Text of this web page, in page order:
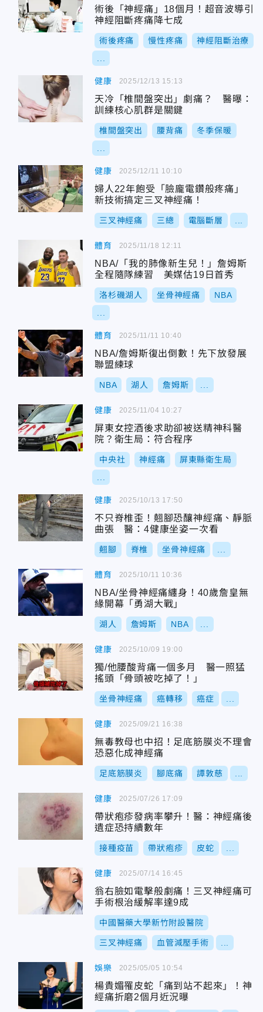
術後「神經痛」18個月！超音波導引
神經阻斷疼痛降七成
術後疼痛 慢性疼痛 神經阻斷治療
健康
天冷「椎間盤突出」劇痛？ 醫曝：
訓練核心肌群是關鍵
椎間盤突出 腰背痛 冬季保暖
2025/12/13 15:13
健康
婦人22年飽受「臉龐電鑽般疼痛」
新技術搞定三叉神經痛！
三叉神經痛 三總 電腦斷層
2025/12/11 10:10
體育
NBA/「我的肺像新生兒！」詹姆斯
全程隨隊練習 美媒估19日首秀
洛杉磯湖人 坐骨神經痛 NBA
2025/11/18 12:11
體育
NBA/詹姆斯復出倒數！先下放發展
聯盟練球
NBA 湖人 詹姆斯
2025/11/11 10:40
健康
屏東女控酒後求助卻被送精神科醫
院？衛生局：符合程序
中央社 神經痛 屏東縣衛生局
2025/11/04 10:27
健康
不只脊椎歪！翹腳恐釀神經痛、靜脈
曲張 醫：4健康坐姿一次看
翹腳 脊椎 坐骨神經痛
2025/10/13 17:50
體育
NBA/坐骨神經痛纏身！40歲詹皇無
緣開幕「勇湖大戰」
湖人 詹姆斯 NBA
2025/10/11 10:36
健康
獨/他腰酸背痛一個多月 醫一照猛
搖頭「骨頭被吃掉了！」
坐骨神經痛 癌轉移 癌症
2025/10/09 19:00
健康
無毒教母也中招！足底筋膜炎不理會
恐惡化成神經痛
足底筋膜炎 腳底痛 譚敦慈
2025/09/21 16:38
健康
帶狀疱疹發病率攀升！醫：神經痛後
遺症恐持續數年
接種疫苗 帶狀疱疹 皮蛇
2025/07/26 17:09
健康
翁右臉如電擊般劇痛！三叉神經痛可
手術根治緩解率達9成
中國醫藥大學新竹附設醫院
三叉神經痛 血管減壓手術
2025/07/14 16:45
娛樂
楊貴媚罹皮蛇「痛到站不起來」！神
經痛折磨2個月近況曝
2025/05/05 10:54